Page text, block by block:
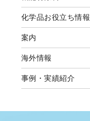
化学品お役立ち情報
案内
海外情報
事例・実績紹介